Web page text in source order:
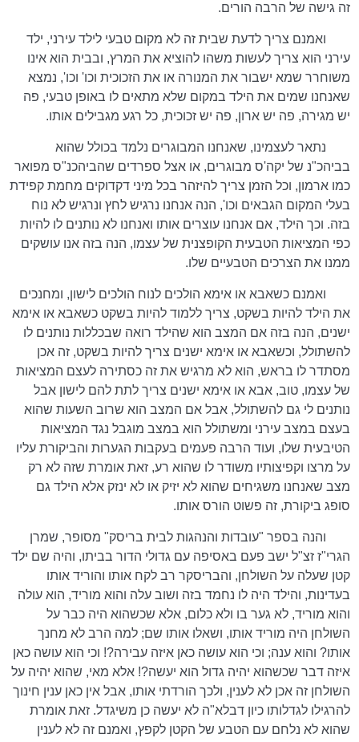
זה גישה של הרבה הורים.
ואמנם צריך לדעת שבית זה לא מקום טבעי לילד עירני, ילד
עירני הוא צריך לעשות משהו להוציא את המרץ, ובבית הוא אינו
משוחרר שמא ישבור את המנורה או את הזכוכית וכו' וכו', נמצא
שאנחנו שמים את הילד במקום שלא מתאים לו באופן טבעי, פה
יש מגירה, פה יש ארון, פה יש זכוכית, כל רגע מגבילים אותו.
נתאר לעצמינו, שאנחנו המבוגרים נלמד בכולל שהוא
בביהכ"נ של יקה'ס מבוגרים, או אצל ספרדים שהביהכנ"ס מפואר
כמו ארמון, וכל הזמן צריך להיזהר בכל מיני דקדוקים מחמת קפידת
בעלי המקום הגבאים וכו', הנה אנחנו נרגיש לחץ ונרגיש לא נוח
בזה. וכך הילד, אם אנחנו עוצרים אותו ואנחנו לא נותנים לו להיות
כפי המציאות הטבעית הקופצנית של עצמו, הנה בזה אנו עושקים
ממנו את הצרכים הטבעיים שלו.
ואמנם כשאבא או אימא הולכים לנוח הולכים לישון, ומחנכים
את הילד להיות בשקט, צריך ללמוד להיות בשקט כשאבא או אימא
ישנים, הנה בזה אם המצב הוא שהילד רואה שבכללות נותנים לו
להשתולל, וכשאבא או אימא ישנים צריך להיות בשקט, זה אכן
מסתדר לו בראש, הוא לא מרגיש את זה כסתירה לעצם המציאות
של עצמו, טוב, אבא או אימא ישנים צריך לתת להם לישון אבל
נותנים לי גם להשתולל, אבל אם המצב הוא שרוב השעות שהוא
בעצם במצב עירני ומשתולל הוא במצב מוגבל נגד המציאות
הטיבעית שלו, ועוד הרבה פעמים בעקבות הגערות והביקורת עליו
על מרצו וקפיצותיו משודר לו שהוא רע, זאת אומרת שזה לא רק
מצב שאנחנו משגיחים שהוא לא יזיק או לא ינזק אלא הילד גם
סופג ביקורת, זה פשוט הורס אותו.
והנה בספר "עובדות והנהגות לבית בריסק" מסופר, שמרן
הגרי"ז זצ"ל ישב פעם באסיפה עם גדולי הדור בביתו, והיה שם ילד
קטן שעלה על השולחן, והבריסקר רב לקח אותו והוריד אותו
בעדינות, והילד היה לו נחמד בזה ושוב עלה והוא מוריד, הוא עולה
והוא מוריד, לא גער בו ולא כלום, אלא שכשהוא היה כבר על
השולחן היה מוריד אותו, ושאלו אותו שם; למה הרב לא מחנך
אותו? והוא ענה; וכי הוא עושה כאן איזה עבירה?! וכי הוא עושה כאן
איזה דבר שכשהוא יהיה גדול הוא יעשה?! אלא מאי, שהוא יהיה על
השולחן זה אכן לא לענין, ולכך הורדתי אותו, אבל אין כאן ענין חינוך
להרגילו לגדלותו כיון דבלא"ה לא יעשה כן משיגדל. זאת אומרת
שהוא לא נלחם עם הטבע של הקטן לקפץ, ואמנם זה לא לענין